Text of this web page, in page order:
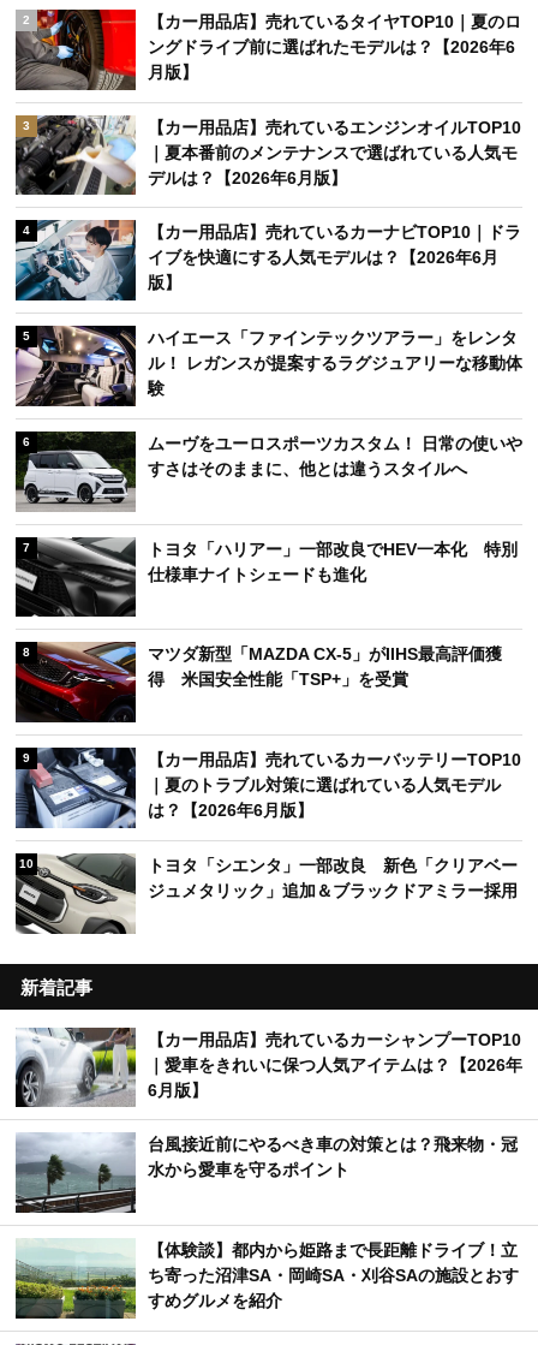
2
【カー用品店】売れているタイヤTOP10｜夏のロ
ングドライブ前に選ばれたモデルは？【2026年6
月版】
3
【カー用品店】売れているエンジンオイルTOP10
｜夏本番前のメンテナンスで選ばれている人気モ
デルは？【2026年6月版】
4
【カー用品店】売れているカーナビTOP10｜ドラ
イブを快適にする人気モデルは？【2026年6月
版】
5
ハイエース「ファインテックツアラー」をレンタ
ル！ レガンスが提案するラグジュアリーな移動体
験
6
ムーヴをユーロスポーツカスタム！ 日常の使いや
すさはそのままに、他とは違うスタイルへ
7
トヨタ「ハリアー」一部改良でHEV一本化 特別
仕様車ナイトシェードも進化
8
マツダ新型「MAZDA CX-5」がIIHS最高評価獲
得 米国安全性能「TSP+」を受賞
9
【カー用品店】売れているカーバッテリーTOP10
｜夏のトラブル対策に選ばれている人気モデル
は？【2026年6月版】
10
トヨタ「シエンタ」一部改良 新色「クリアベー
ジュメタリック」追加＆ブラックドアミラー採用
新着記事
【カー用品店】売れているカーシャンプーTOP10
｜愛車をきれいに保つ人気アイテムは？【2026年
6月版】
台風接近前にやるべき車の対策とは？飛来物・冠
水から愛車を守るポイント
【体験談】都内から姫路まで長距離ドライブ！立
ち寄った沼津SA・岡崎SA・刈谷SAの施設とおす
すめグルメを紹介